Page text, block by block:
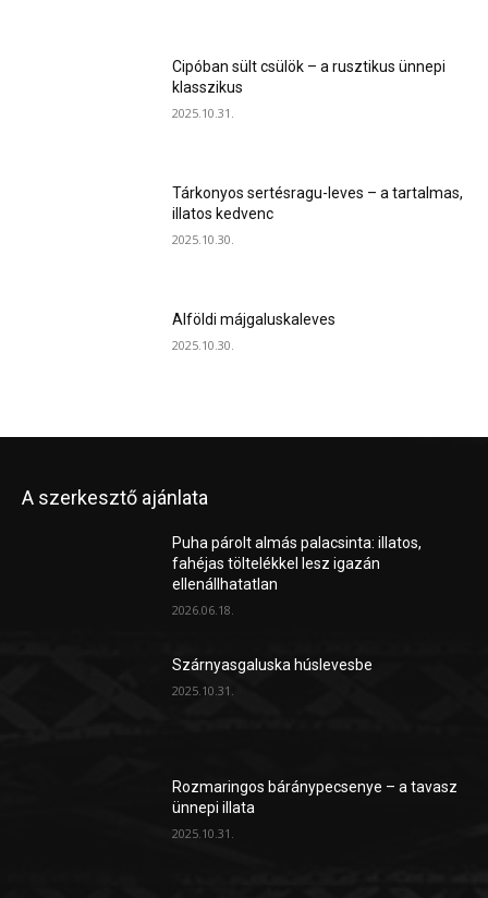
Cipóban sült csülök – a rusztikus ünnepi
klasszikus
2025.10.31.
Tárkonyos sertésragu-leves – a tartalmas,
illatos kedvenc
2025.10.30.
Alföldi májgaluskaleves
2025.10.30.
A szerkesztő ajánlata
Puha párolt almás palacsinta: illatos,
fahéjas töltelékkel lesz igazán
ellenállhatatlan
2026.06.18.
Szárnyasgaluska húslevesbe
2025.10.31.
Rozmaringos báránypecsenye – a tavasz
ünnepi illata
2025.10.31.